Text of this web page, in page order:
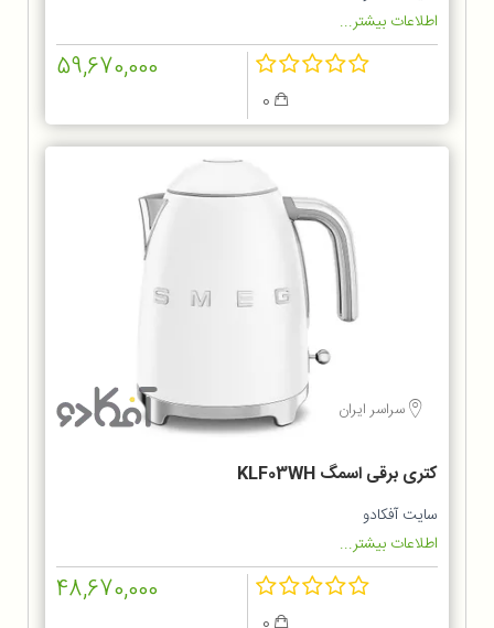
اطلاعات بیشتر...
59,670,000
سراسر ایران
کتری برقی اسمگ KLF03WH
سایت آفکادو
اطلاعات بیشتر...
48,670,000